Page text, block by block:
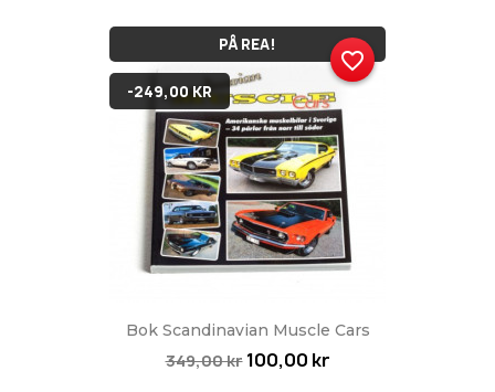
Bok Scandinavian Muscle Cars
349,00 kr 100,00 kr
PÅ REA!
-249,00 KR
favorite_border